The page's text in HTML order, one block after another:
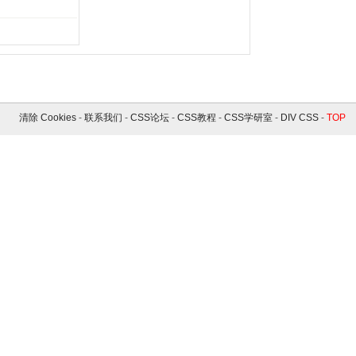
清除 Cookies- 联系我们 - CSS论坛- CSS教程 - CSS学研室- DIV CSS- TOP